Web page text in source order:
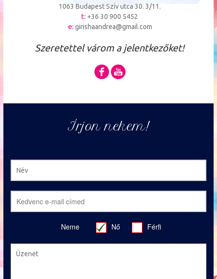
1063 Budapest Szív utca 30. 3/11.
t: +36 30 900 5452
e: girishaandrea@gmail.com
Szeretettel várom a jelentkezőket!
Írjon nekem!
Neme Nő Férfi